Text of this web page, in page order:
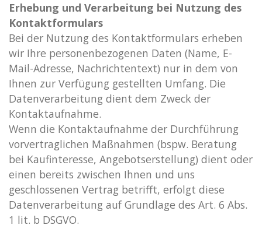
Erhebung und Verarbeitung bei Nutzung des
Kontaktformulars
Bei der Nutzung des Kontaktformulars erheben
wir Ihre personenbezogenen Daten (Name, E-
Mail-Adresse, Nachrichtentext) nur in dem von
Ihnen zur Verfügung gestellten Umfang. Die
Datenverarbeitung dient dem Zweck der
Kontaktaufnahme.
Wenn die Kontaktaufnahme der Durchführung
vorvertraglichen Maßnahmen (bspw. Beratung
bei Kaufinteresse, Angebotserstellung) dient oder
einen bereits zwischen Ihnen und uns
geschlossenen Vertrag betrifft, erfolgt diese
Datenverarbeitung auf Grundlage des Art. 6 Abs.
1 lit. b DSGVO.